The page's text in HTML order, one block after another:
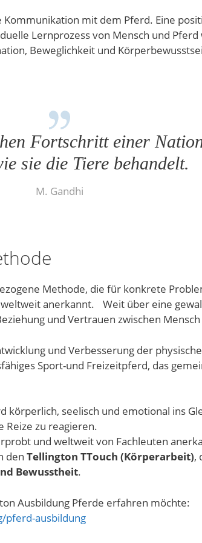
mit dem Pferd. Eine
Lernprozess von Mensch und
Beweglichkeit und
Fortschritt einer
sie die Tiere behandelt.
M. Gandhi
Methode, die für konkrete
anerkannt. Weit über eine
und Vertrauen zwischen
und Verbesserung der
Sport-und Freizeitpferd, das
körperlich, seelisch und emotional ins
Reize zu reagieren.
und weltweit von Fachleuten
den Tellington TTouch (Körperarbeit),
Bewusstheit.
Ausbildung Pferde erfahren möchte:
pferd-ausbildung